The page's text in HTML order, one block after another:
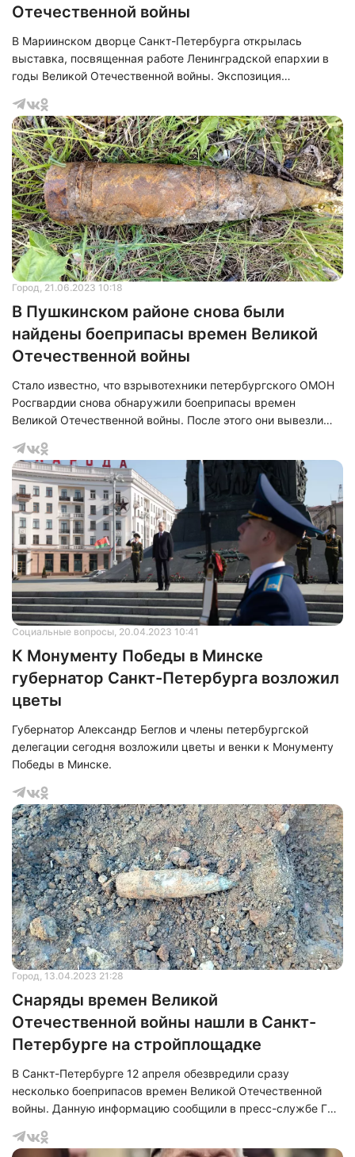
Отечественной войны
В Мариинском дворце Санкт-Петербурга открылась
выставка, посвященная работе Ленинградской епархии в
годы Великой Отечественной войны. Экспозиция
которые поддерживали дух жителей блокадного города и
помогали фронту.
Город, 21.06.2023 10:18
В Пушкинском районе снова были
найдены боеприпасы времен Великой
Отечественной войны
Стало известно, что взрывотехники петербургского ОМОН
Росгвардии снова обнаружили боеприпасы времен
Великой Отечественной войны. После этого они вывезли
района для последующего уничтожения на
специализированном полигоне.
Социальные вопросы, 20.04.2023 10:41
К Монументу Победы в Минске
губернатор Санкт-Петербурга возложил
цветы
Губернатор Александр Беглов и члены петербургской
делегации сегодня возложили цветы и венки к Монументу
Победы в Минске.
Город, 13.04.2023 21:28
Снаряды времен Великой
Отечественной войны нашли в Санкт-
Петербурге на стройплощадке
В Санкт-Петербурге 12 апреля обезвредили сразу
несколько боеприпасов времен Великой Отечественной
войны. Данную информацию сообщили в пресс-службе ГУ